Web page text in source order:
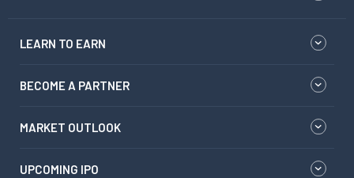
LEARN TO EARN
BECOME A PARTNER
MARKET OUTLOOK
UPCOMING IPO